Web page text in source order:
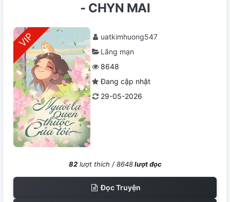
- CHYN MAI
uatkimhuong547
Lãng mạn
8648
Đang cập nhật
29-05-2026
82lượt thích /8648lượt đọc
Đọc Truyện